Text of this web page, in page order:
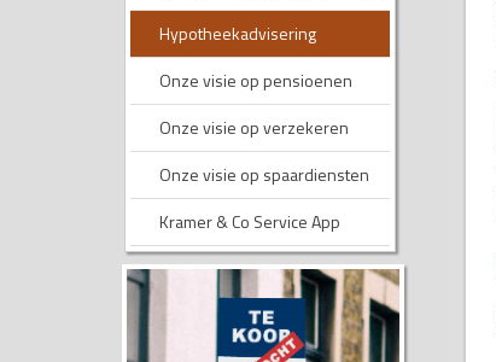
Hypotheekadvisering
Onze visie op pensioenen
Onze visie op verzekeren
Onze visie op spaardiensten
Kramer & Co Service App